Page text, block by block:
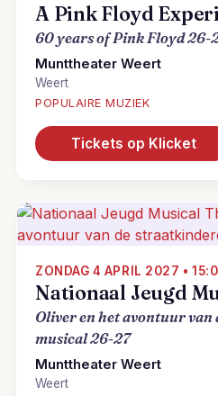
A Pink Floyd
60 years of Pink Floyd 26-
Munttheater Weert
Weert
POPULAIRE MUZIEK
Tickets op Klicket
ZONDAG 4 APRIL 2027 •
Nationaal Jeugd
Oliver en het avontuur van
musical 26-27
Munttheater Weert
Weert